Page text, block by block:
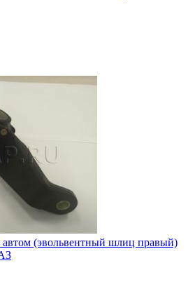
(эвольвентный шлиц правый)